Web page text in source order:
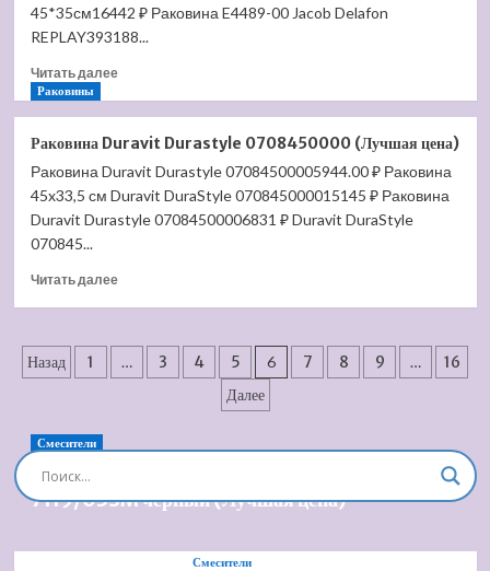
Architectura
5373
01
45*35см16442 ₽ Раковина E4489-00 Jacob Delafon
REPLAY393188...
Читать далееПрочитать
Раковина
Jacob
Delafon
Replay
100
(Лучшая
Раковины
Раковина Duravit Durastyle 0708450000 (Лучшая цена)
Раковина Duravit Durastyle 07084500005944.00 ₽ Раковина
45x33,5 см Duravit DuraStyle 070845000015145 ₽ Раковина
Duravit Durastyle 07084500006831 ₽ Duravit DuraStyle
070845...
Читать далееПрочитать
Duravit
Durastyle
Пагинация
Назад 1 … 3 4 5 6 7 8 9 …
16
Далее
Смесители
Душевая система встроенная Timo Briana SX-
7119/03SM черный (Лучшая цена)
Смесители